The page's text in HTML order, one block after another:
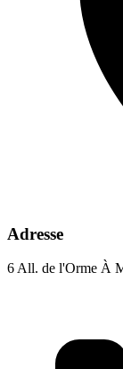
Adresse
6 All. de l'Orme À